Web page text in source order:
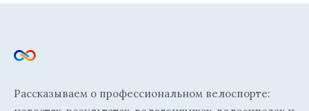
Рассказываем о профессиональном велоспорте: